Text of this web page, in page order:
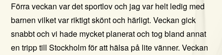
Förra veckan var det sportlov och jag var helt ledig med
barnen vilket var riktigt skönt och härligt. Veckan gick
snabbt och vi hade mycket planerat och tog bland annat
en tripp till Stockholm för att hälsa på lite vänner. Veckan